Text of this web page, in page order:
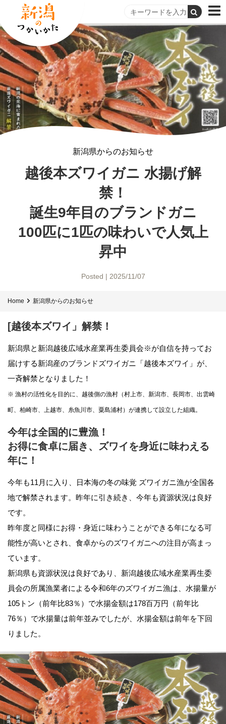
新潟県からのお知らせ
越後本ズワイガニ 水揚げ解
禁！
誕生9年目のブランドガニ
100匹に1匹の味わいで人気上
昇中
Posted | 2025/11/07
Home 新潟県からのお知らせ
[越後本ズワイ」解禁！
新潟県と新潟越後広域水産業再生委員会※が自信を持ってお
届けする新潟産のブランドズワイガニ「越後本ズワイ」が、
一斉解禁となりました！
※ 漁村の活性化を目的に、越後側の漁村（村上市、新潟市、長岡市、出雲崎
町、柏崎市、上越市、糸魚川市、粟島浦村）が連携して設立した組織。
今年は全国的に豊漁！
お得に食卓に届き、ズワイを身近に味わえる
年に！
今年も11月に入り、日本海の冬の味覚 ズワイガニ漁が全国各
地で解禁されます。昨年に引き続き、今年も資源状況は良好
です。
昨年度と同様にお得・身近に味わうことができる年になる可
能性が高いとされ、食卓からのズワイガニへの注目が高まっ
ています。
新潟県も資源状況は良好であり、新潟越後広域水産業再生委
員会の所属漁業者による令和6年のズワイガニ漁は、水揚量が
105トン（前年比83％）で水揚金額は178百万円（前年比
76％）で水揚量は前年並みでしたが、水揚金額は前年を下回
りました。